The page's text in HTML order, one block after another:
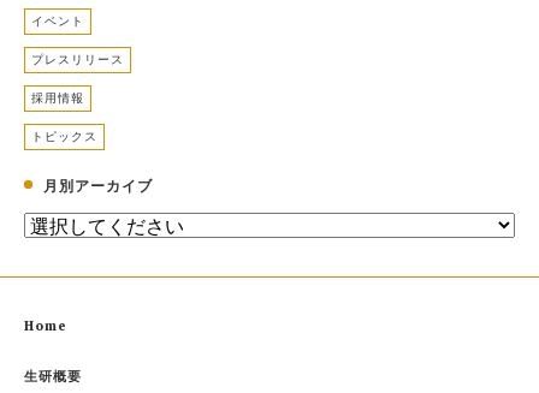
イベント
プレスリリース
採用情報
トピックス
月別アーカイブ
Home
生研概要